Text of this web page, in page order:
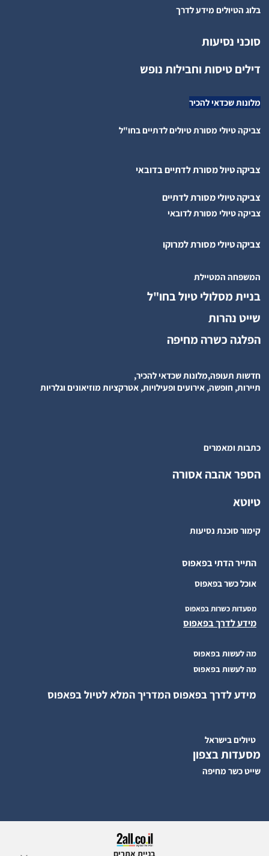
בלוג הטיולים מידע לדרך
סוכני נסיעות
דילים טיסות וחבילות נופש
מלונות שכדאי להכיר
צביקה טיולי מסורת טיולים לדתיים בחו"ל
צביקה טיול מסורת לדתיים בדובאי
צביקה טיולי מסורת לדתיים
צביקה טיולי מסורת לדובאי
צביקה טיולי מסורת למרוקו
המשפחה המטיילת
בניית מסלולי טיול בחו"ל
שייט נהרות
הפלגה כשרה מחיפה
חדשות תעופה,מלונות שכדאי להכיר,
תיירות, חופשה, אירועים ופעילויות, אטרקציות מוזיאונים וגלריות
כתבות ומאמרים
הספר אהבה אסורה
טיוטא
קימור סוכנת נסיעות
התייר הדתי בפאפוס
אוכל כשר בפאפוס
מסעדות כשרות בפאפוס
מידע לדרך בפאפוס
מה לעשות בפאפוס
מה לעשות בפאפוס
מידע לדרך בפאפוס המדריך המלא לטיול בפאפוס
טיולים בישראל
מסעדות בצפון
שייט כשר מחיפה
בניית אתרים